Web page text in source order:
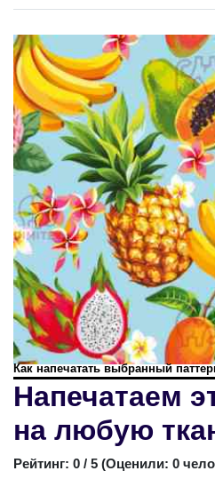
Как напечатать выбранный
Напечатаем
на любую
Рейтинг: 0 / 5 (Оценили: 0